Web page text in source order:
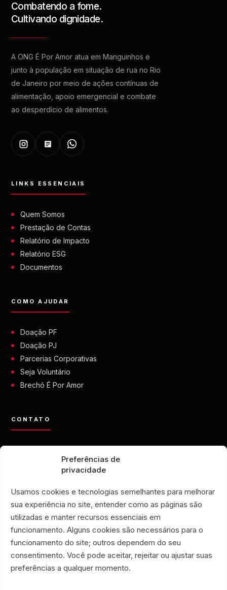
Preferências de
privacidade
Usamos cookies e tecnologias semelhantes para melhorar
sua experiência no site, entender como as páginas são
utilizadas e manter recursos essenciais em
funcionamento. Alguns cookies são necessários para o
funcionamento do site; outros dependem do seu
consentimento. Você pode aceitar, rejeitar ou ajustar suas
preferências a qualquer momento.
Combatendo a fome.
Cultivando dignidade.
A ONG É Por Amor atua em Manguinhos e
junto à população em situação de rua no Rio
de Janeiro por meio de ações contínuas de
alimentação, apoio emergencial e combate
ao desperdício de alimentos.
LINKS ESSENCIAIS
Quem Somos
Prestação de Contas
Relatório de Impacto
Relatório ESG
Documentos
COMO AJUDAR
Doação PF
Doação PJ
Parcerias Corporativas
Seja Voluntário
Brechó É Por Amor
CONTATO
+55 21 99028-9090
ONG É POR AMOR
Manguinhos • Rio de Janeiro
BRECHÓ É POR AMOR
Copacabana • Rio de Janeiro